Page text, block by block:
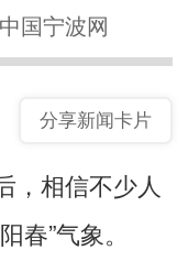
国宁波网
分享新闻卡片
相信不少人
春”气象。